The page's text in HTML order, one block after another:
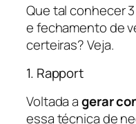
Que tal conhecer
e fechamento de
certeiras? Veja.
1. Rapport
Voltada agerar
essa técnica de